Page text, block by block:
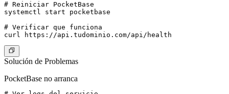
# Reiniciar PocketBase
systemctl start pocketbase
# Verificar que funciona
Solución de Problemas
PocketBase no arranca